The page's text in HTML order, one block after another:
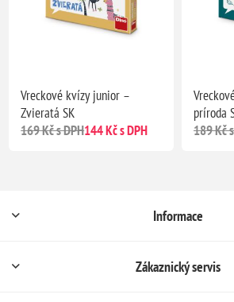
Vreckové kvízy junior –
Zvieratá SK
169 Kč s DPH144 Kč s DPH
príroda
189 Kč
Informace
Zákaznický servis